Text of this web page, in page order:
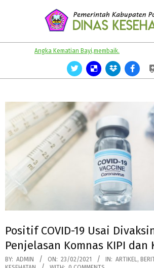
KABUPATEN
POHUWATO
Angka Kematian Bayi,membaik.
Positif COVID-19 Usai
Penjelasan Komnas KIPI dan
BY: ADMIN ON: 23/02/2021 IN: ARTIKEL,